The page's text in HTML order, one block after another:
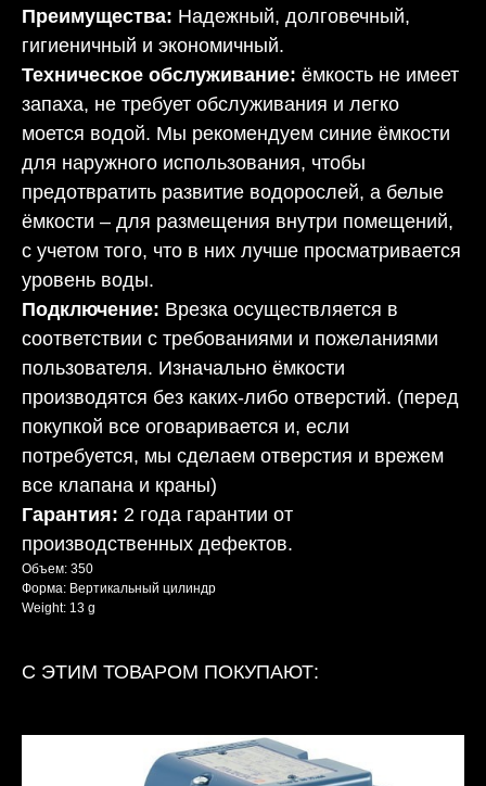
Преимущества: Надежный, долговечный,
гигиеничный и экономичный.
Техническое обслуживание: ёмкость не имеет
запаха, не требует обслуживания и легко
моется водой. Мы рекомендуем синие ёмкости
для наружного использования, чтобы
предотвратить развитие водорослей, а белые
ёмкости – для размещения внутри помещений,
с учетом того, что в них лучше просматривается
уровень воды.
Подключение: Врезка осуществляется в
соответствии с требованиями и пожеланиями
пользователя. Изначально ёмкости
производятся без каких-либо отверстий. (перед
покупкой все оговаривается и, если
потребуется, мы сделаем отверстия и врежем
все клапана и краны)
Гарантия: 2 года гарантии от
производственных дефектов.
Объем: 350
Форма: Вертикальный цилиндр
Weight: 13 g
С ЭТИМ ТОВАРОМ ПОКУПАЮТ: